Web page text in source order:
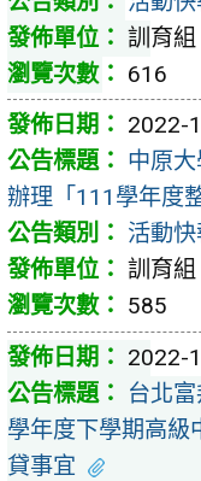
訓育組
616
2022-
中原
辦理「111學年度
活動快
訓育組
585
2022-
台北
學年度下學期高級
貸事宜